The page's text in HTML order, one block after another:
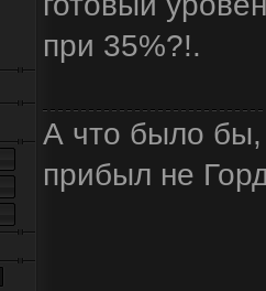
при 35%?!.
А что было бы,
прибыл не